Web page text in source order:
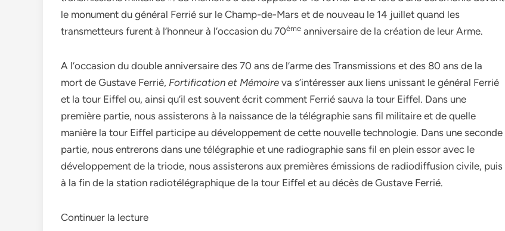
le monument du général Ferrié sur le Champ-de-Mars et de nouveau le 14 juillet quand les
transmetteurs furent à l’honneur à l’occasion du 70ème anniversaire de la création de leur Arme.
A l’occasion du double anniversaire des 70 ans de l’arme des Transmissions et des 80 ans de la
mort de Gustave Ferrié, Fortification et Mémoire va s’intéresser aux liens unissant le général Ferrié
et la tour Eiffel ou, ainsi qu’il est souvent écrit comment Ferrié sauva la tour Eiffel. Dans une
première partie, nous assisterons à la naissance de la télégraphie sans fil militaire et de quelle
manière la tour Eiffel participe au développement de cette nouvelle technologie. Dans une seconde
partie, nous entrerons dans une télégraphie et une radiographie sans fil en plein essor avec le
développement de la triode, nous assisterons aux premières émissions de radiodiffusion civile, puis
à la fin de la station radiotélégraphique de la tour Eiffel et au décès de Gustave Ferrié.
Continuer la lecture